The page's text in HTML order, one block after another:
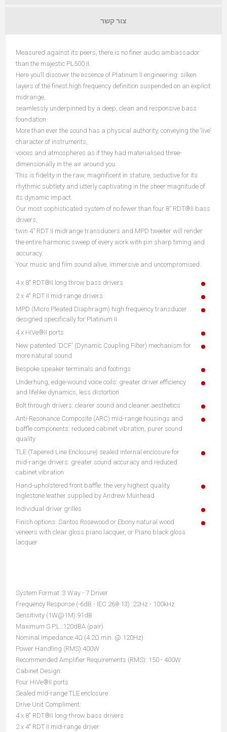
צור קשר
Measured against its peers, there is no finer audio ambassador
than the majestic PL500 II.
Here you’ll discover the essence of Platinum II engineering: silken
layers of the finest high frequency definition suspended on an explicit
midrange,
seamlessly underpinned by a deep, clean and responsive bass
foundation.
More than ever the sound has a physical authority, conveying the ‘live’
character of instruments,
voices and atmospheres as if they had materialised three-
dimensionally in the air around you.
This is fidelity in the raw, magnificent in stature, seductive for its
rhythmic subtlety and utterly captivating in the sheer magnitude of
its dynamic impact.
Our most sophisticated system of no fewer than four 8” RDT®II bass
drivers,
twin 4” RDT II midrange transducers and MPD tweeter will render
the entire harmonic sweep of every work with pin sharp timing and
accuracy.
Your music and film sound alive, immersive and uncompromised.
4 x 8" RDT®II long throw bass drivers
2 x 4" RDT II mid-range drivers
MPD (Micro Pleated Diaphragm) high frequency transducer
designed specifically for Platinum II
4 x HiVe®II ports
New patented 'DCF' (Dynamic Coupling Filter) mechanism for
more natural sound
Bespoke speaker terminals and footings
Underhung, edge-wound voice coils: greater driver efficiency
and lifelike dynamics, less distortion
Bolt through drivers: clearer sound and cleaner aesthetics
Anti-Resonance Composite (ARC) mid-range housings and
baffle components: reduced cabinet vibration, purer sound
quality
TLE (Tapered Line Enclosure) sealed internal enclosure for
mid-range drivers: greater sound accuracy and reduced
cabinet vibration
Hand-upholstered front baffle: the very highest quality
Inglestone leather supplied by Andrew Muirhead
Individual driver grilles
Finish options: Santos Rosewood or Ebony natural wood
veneers with clear gloss piano lacquer, or Piano black gloss
lacquer
System Format :3 Way - 7 Driver
Frequency Response (-6dB - IEC 268-13) :22Hz - 100kHz
Sensitivity (1W@1M):91dB
Maximum S.P.L.:120dBA (pair)
Nominal Impedance:4Ω (4.2Ω min. @ 120Hz)
Power Handling (RMS):400W
Recommended Amplifier Requirements (RMS): 150 - 400W
Cabinet Design:
Four HiVe®II ports
Sealed mid-range TLE enclosure
Drive Unit Compliment:
4 x 8" RDT®II long-throw bass drivers
2 x 4" RDT II mid-range driver